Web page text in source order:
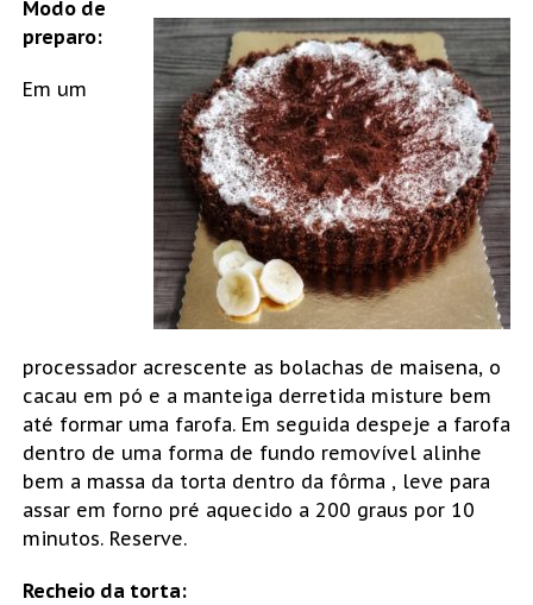
Modo de
preparo:
Em um
processador acrescente as bolachas de maisena, o
cacau em pó e a manteiga derretida misture bem
até formar uma farofa. Em seguida despeje a farofa
dentro de uma forma de fundo removível alinhe
bem a massa da torta dentro da fôrma , leve para
assar em forno pré aquecido a 200 graus por 10
minutos. Reserve.
Recheio da torta: